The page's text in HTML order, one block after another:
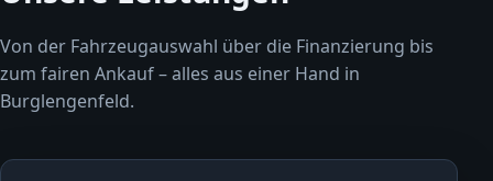
Von der Fahrzeugauswahl über die Finanzierung bis
zum fairen Ankauf – alles aus einer Hand in
Burglengenfeld.